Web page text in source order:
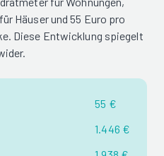
Häuser und 55 Euro pro
Diese Entwicklung spiegelt
55 €
1.446 €